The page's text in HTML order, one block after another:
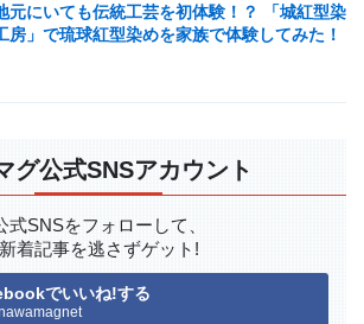
元にいても伝統工芸を初体験！？ 「城紅型染
房」で琉球紅型染めを家族で体験してみた！
グ公式SNSアカウント
式SNSをフォローして、
新着記事を逃さずゲット!
でいいね!する